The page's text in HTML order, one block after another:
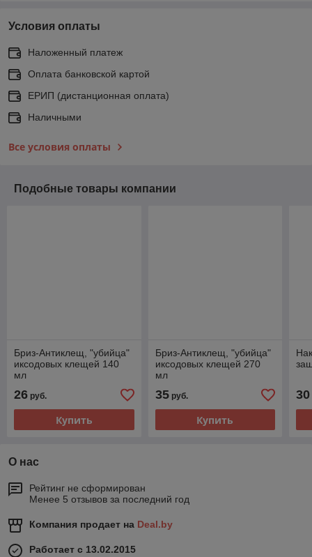
Условия оплаты
Наложенный платеж
Оплата банковской картой
ЕРИП (дистанционная оплата)
Наличными
Все условия оплаты
Подобные товары компании
Бриз-Антиклещ, "убийца"
иксодовых клещей 140
мл
26 руб.
Купить
Бриз-Антиклещ, "убийца"
иксодовых клещей 270
мл
35руб.
Купить
30
О нас
Рейтинг не сформирован
Менее 5 отзывов за последний год
Компания продает на Deal.by
Работает с 13.02.2015